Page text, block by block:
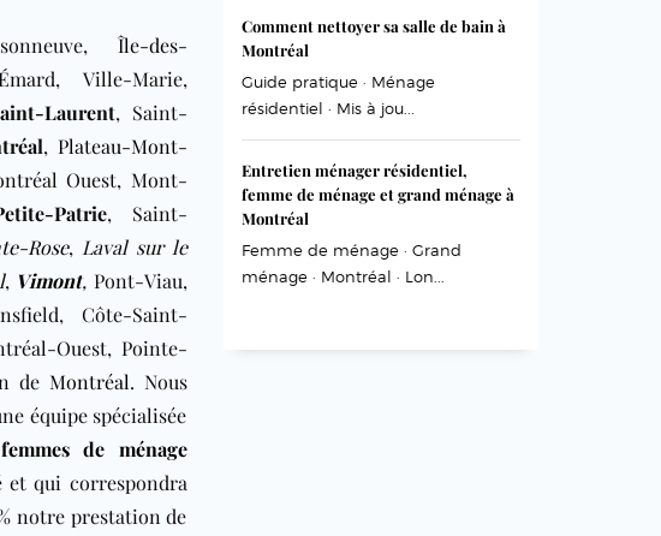
Île-des-
Ville-Marie,
Laurent, Saint-
, Plateau-Mont-
Ouest, Mont-
Patrie, Saint-
Rose, Laval sur le
, Vimont, Pont-Viau,
Côte-Saint-
Ouest, Pointe-
de Montréal. Nous
équipe spécialisée
de ménage
qui correspondra
notre prestation de
Comment nettoyer sa salle de bain à
Montréal
Guide pratique · Ménage
résidentiel · Mis à jou...
Entretien ménager résidentiel,
femme de ménage et grand ménage à
Montréal
Femme de ménage · Grand
ménage · Montréal · Lon...